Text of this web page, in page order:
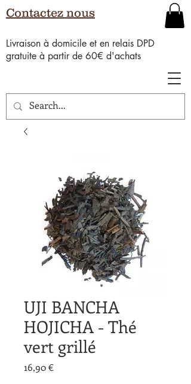
Livraison à domicile et en relais DPD
gratuite à partir de 60€ d'achats
Contactez nous
UJI BANCHA
HOJICHA - Thé
vert grillé
16,90 €Prix